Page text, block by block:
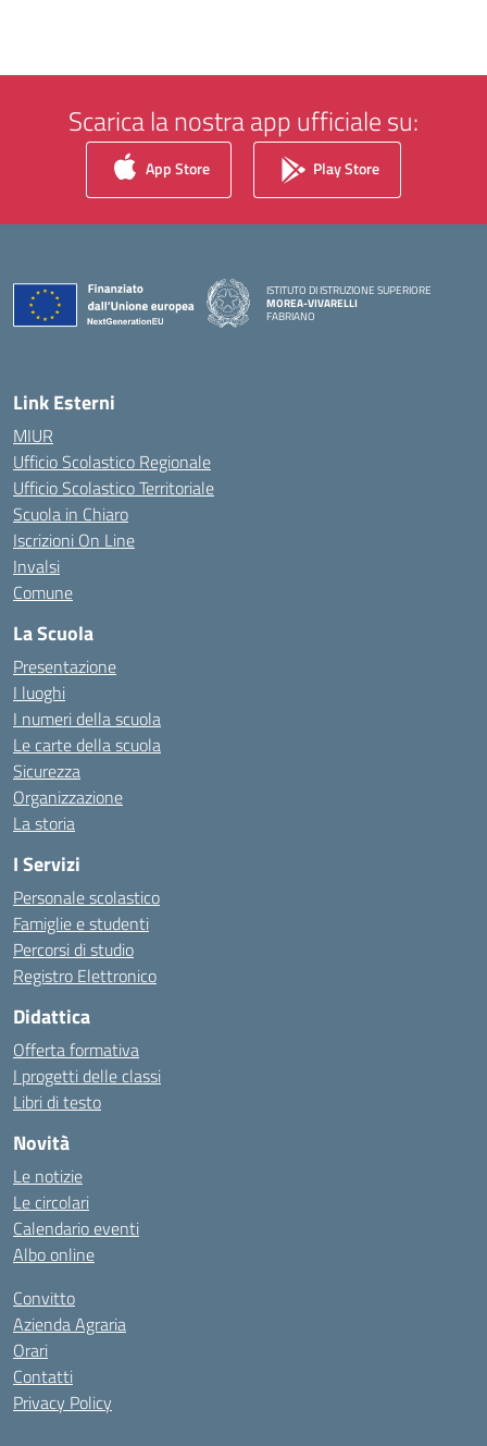
Scarica la nostra app ufficiale su:
App Store Play Store
ISTITUTO DI ISTRUZIONE SUPERIORE
MOREA-VIVARELLI
FABRIANO
Link Esterni
MIUR
Ufficio Scolastico Regionale
Ufficio Scolastico Territoriale
Scuola in Chiaro
Iscrizioni On Line
Invalsi
Comune
La Scuola
Presentazione
I luoghi
I numeri della scuola
Le carte della scuola
Sicurezza
Organizzazione
La storia
I Servizi
Personale scolastico
Famiglie e studenti
Percorsi di studio
Registro Elettronico
Didattica
Offerta formativa
I progetti delle classi
Libri di testo
Novità
Le notizie
Le circolari
Calendario eventi
Albo online
Convitto
Azienda Agraria
Orari
Contatti
Privacy Policy